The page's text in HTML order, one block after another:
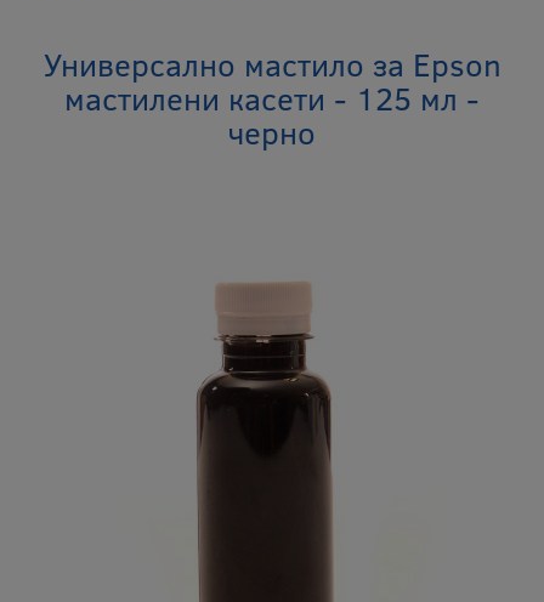
Универсално мастило за Epson
мастилени касети - 125 мл -
черно